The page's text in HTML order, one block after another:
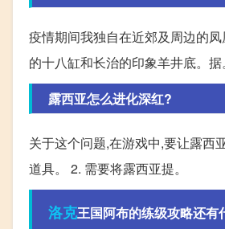
疫情期间我独自在近郊及周边的
的十八缸和长治的印象羊井底。据。
露西亚怎么进化深红?
关于这个问题,在游戏中,要让露西
道具。 2. 需要将露西亚提。
洛克王国阿布的练级攻略还有